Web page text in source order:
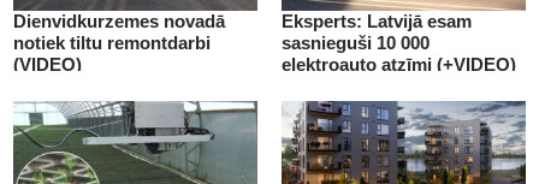
Dienvidkurzemes novadā
notiek tiltu remontdarbi
(VIDEO)
Eksperts: Latvijā esam
sasnieguši 10 000
elektroauto atzīmi (+VIDEO)